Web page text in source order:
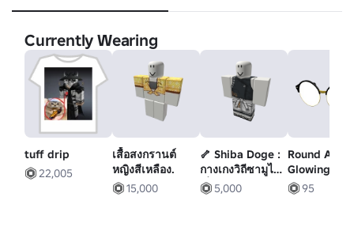
Currently Wearing
tuff drip
22,005
เสื้อสงกรานต์
หญิงสีเหลือง.
15,000
🦴 Shiba Doge :
กางเกงวิถีซามูไร
ญิ่ปุ่น❤️ได้ยศดิส
5,000
Round
Glowing
Glasses
95